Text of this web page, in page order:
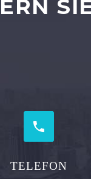


TELEFON